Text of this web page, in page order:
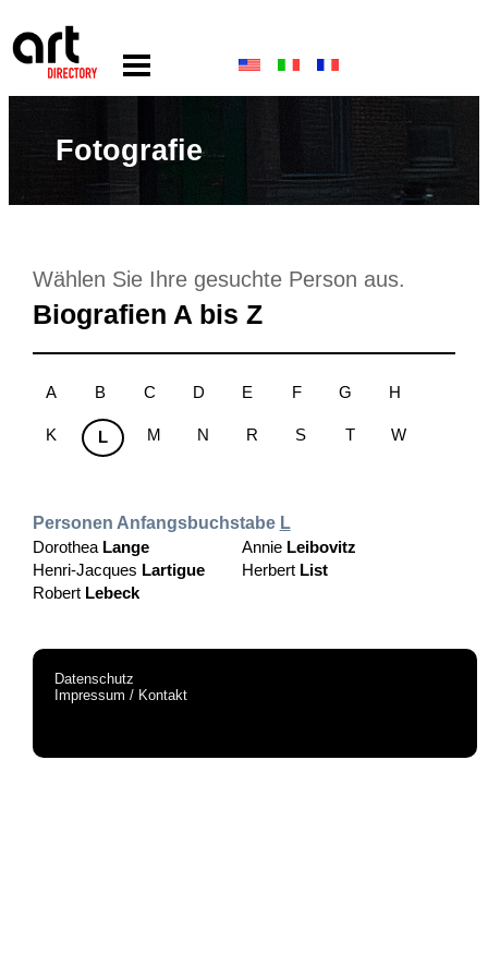
Fotografie
Wählen Sie Ihre gesuchte Person aus.
Biografien A bis Z
A B C D E F G H
K L M N R S T W
Personen Anfangsbuchstabe L
Dorothea Lange
Henri-Jacques Lartigue
Robert Lebeck
Annie Leibovitz
Herbert List
Datenschutz
Impressum / Kontakt